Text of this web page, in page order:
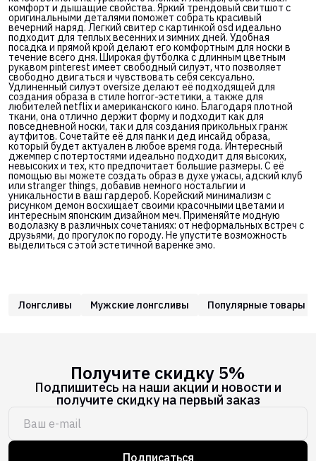
комфорт и дышащие свойства. Яркий трендовый свитшот с
оригинальными деталями поможет собрать красивый
вечерний наряд. Легкий свитер с картинкой osd идеально
подходит для теплых весенних и зимних дней. Удобная
посадка и прямой крой делают его комфортным для носки в
течение всего дня. Широкая футболка с длинным цветным
рукавом pinterest имеет свободный силуэт, что позволяет
свободно двигаться и чувствовать себя сексуально.
Удлиненный силуэт oversize делают её подходящей для
создания образа в стиле horror-эстетики, а также для
любителей netflix и американского кино. Благодаря плотной
ткани, она отлично держит форму и подходит как для
повседневной носки, так и для создания прикольных гранж
аутфитов. Сочетайте её для панк и дед инсайд образа,
который будет актуален в любое время года. Интересный
джемпер с потертостями идеально подходит для высоких,
невысоких и тех, кто предпочитает большие размеры. С её
помощью вы можете создать образ в духе ужасы, адский клуб
или stranger things, добавив немного ностальгии и
уникальности в ваш гардероб. Корейский минимализм с
рисунком демон восхищает своими красочными цветами и
интересным японским дизайном меч. Применяйте модную
водолазку в различных сочетаниях: от неформальных встреч с
друзьями, до прогулок по городу. Не упустите возможность
выделиться с этой эстетичной варенке эмо.
Лонгсливы Мужские лонгсливы Популярные товары
Получите скидку 5%
Подпишитесь на наши акции и новости и
получите скидку на первый заказ
Подписаться